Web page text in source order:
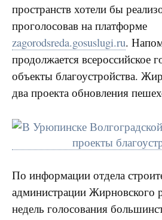
пространств хотели бы
проголосовав на платформе
zagorodsreda.gosuslugi.ru.
продолжается всероссийское
объекты благоустройства.
два проекта обновления
По информации отдела
администрации Жирновского
недель голосования